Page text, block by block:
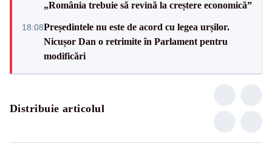
„România trebuie să revină la creștere economică”
18:08Președintele nu este de acord cu legea urșilor.
Nicușor Dan o retrimite în Parlament pentru
modificări
Distribuie articolul